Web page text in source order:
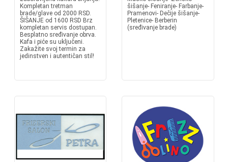
Kompletan tretman
brade/glave od 2000 RSD.
ŠIŠANJE od 1600 RSD Brz
kompletan servis dostupan.
Besplatno sređivanje obrva.
Kafa i piće su uključeni.
Zakažite svoj termin za
jedinstven i autentičan stil!
šišanje- Feniranje- Farbanje-
Pramenovi- Dečije šišanje-
Pletenice- Berberin
(sređivanje brade)